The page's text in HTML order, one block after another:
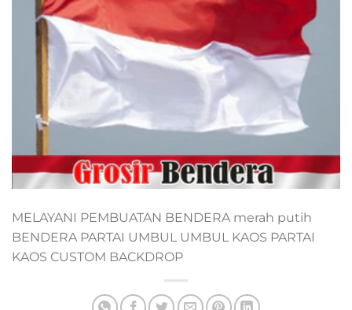
MELAYANI PEMBUATAN BENDERA merah putih
BENDERA PARTAI UMBUL UMBUL KAOS PARTAI
KAOS CUSTOM BACKDROP